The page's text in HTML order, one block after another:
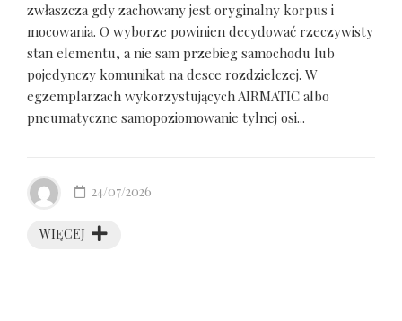
zwłaszcza gdy zachowany jest oryginalny korpus i
mocowania. O wyborze powinien decydować rzeczywisty
stan elementu, a nie sam przebieg samochodu lub
pojedynczy komunikat na desce rozdzielczej. W
egzemplarzach wykorzystujących AIRMATIC albo
pneumatyczne samopoziomowanie tylnej osi...
WIĘCEJ
24/07/2026